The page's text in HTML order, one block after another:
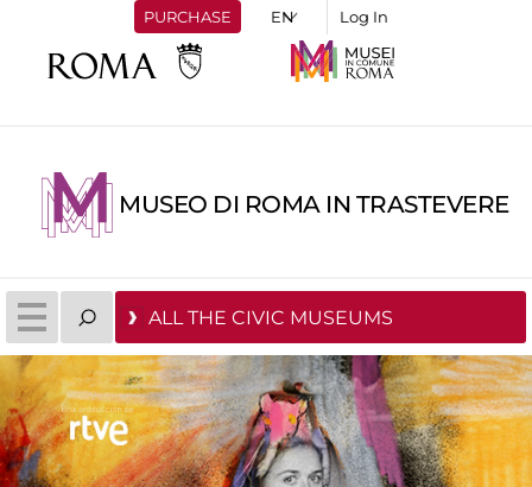
PURCHASE Log In
MUSEO DI ROMA IN TRASTEVERE
ALL THE CIVIC MUSEUMS